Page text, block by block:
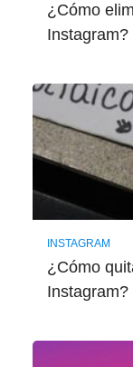
¿Cómo
INSTAGRAM
¿Cómo